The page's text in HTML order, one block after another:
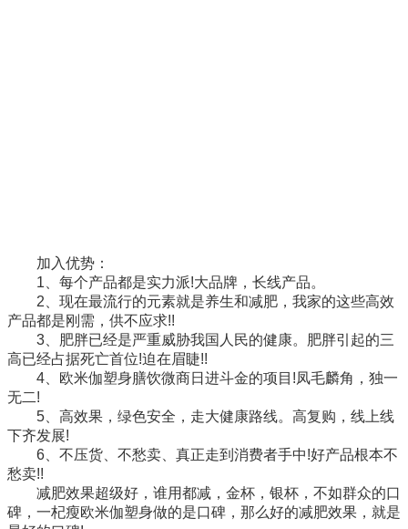
加入优势：
1、每个产品都是实力派!大品牌，长线产品。
2、现在最流行的元素就是养生和减肥，我家的这些高效
产品都是刚需，供不应求!!
3、肥胖已经是严重威胁我国人民的健康。肥胖引起的三
高已经占据死亡首位!迫在眉睫!!
4、欧米伽塑身膳饮微商日进斗金的项目!凤毛麟角，独一
无二!
5、高效果，绿色安全，走大健康路线。高复购，线上线
下齐发展!
6、不压货、不愁卖、真正走到消费者手中!好产品根本不
愁卖!!
减肥效果超级好，谁用都减，金杯，银杯，不如群众的口
碑，一杞瘦欧米伽塑身做的是口碑，那么好的减肥效果，就是